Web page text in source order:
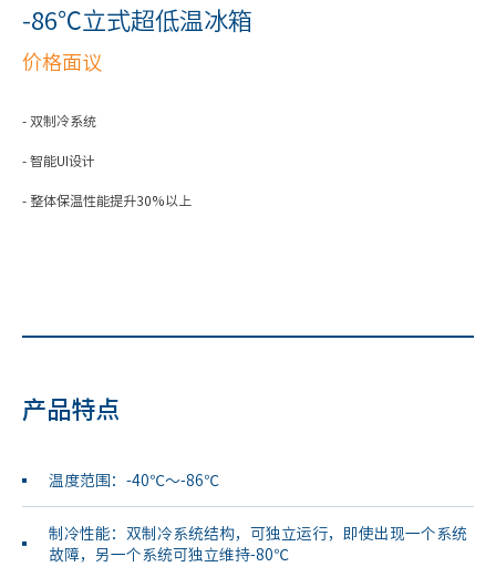
-86℃立式超低温冰箱
价格面议
- 双制冷系统
- 智能UI设计
- 整体保温性能提升30%以上
产品特点
温度范围：-40℃～-86℃
制冷性能：双制冷系统结构，可独立运行，即使出现一个系统
故障，另一个系统可独立维持-80℃